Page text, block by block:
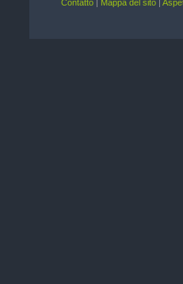
Contatto Mappa del sito